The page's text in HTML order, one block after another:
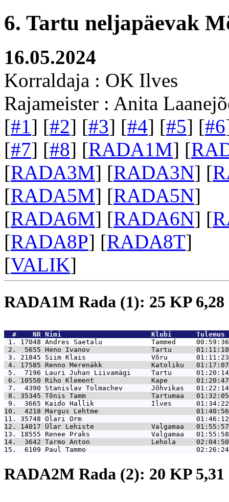
6. Tartu neljapäevak
16.05.2024
Korraldaja : OK Ilves
Rajameister : Anita
[#1] [#2] [#3] [#4] [#5] [#6
[#7] [#8] [RADA1M] [
[RADA3M] [RADA3N] [
[RADA5M] [RADA5N]
[RADA6M] [RADA6N] [
[RADA8P] [RADA8T]
[VALIK]
RADA1M Rada (1): 25 KP
  #    NR
Nimi                      Klubi
1. 17048 Andres Saetalu            Tammed     00:59:36
2.  5655 Heno Ivanov               Tartu      01:11:10
3. 21845 Siim Klais                Võru       01:11:23
4. 17585 Renno Merenäkk            Katoliku   01:17:07
5.  7196 Lauri Juhan Liivamägi     Tartu      01:20:14
6. 10550 Riho Klement              Kape       01:20:47
7.  4390 Stanislav Tolmachev       Jõhvikas   01:22:14
8. 35345 Tõnis Tamm                Tartumaa   01:32:05
9.  3665 Kaido Hallik              Ilves      01:34:22
10.  4218 Margus Lehtme                        01:40:56
11. 35748 Olari Orm                            01:46:12
12. 14017 Ülar Lehiste              Valgamaa   01:55:57
13. 18555 Renee Praks               Valgamaa   01:55:58
14.  3642 Tarmo Anton               Lehola     02:04:50
15.  6109 Paul Tammo                           02:26:24
RADA2M Rada (2): 20 KP